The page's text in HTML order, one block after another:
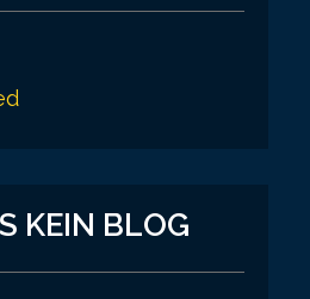
KEIN BLOG